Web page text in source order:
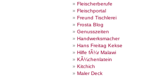
Fleischerberufe
Fleischportal
Freund Tischlerei
Frosta Blog
Genusszeiten
Handwerksmacher
Hans Freitag Kekse
Hilfe fÃ¼r Malawi
KÃ¼chenlatein
Kitchich
Maler Deck